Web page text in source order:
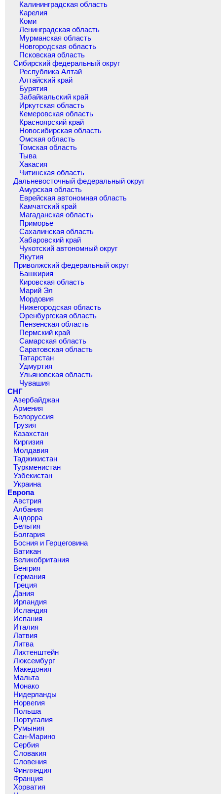
Калининградская область
Карелия
Коми
Ленинградская область
Мурманская область
Новгородская область
Псковская область
Сибирский федеральный округ
Республика Алтай
Алтайский край
Бурятия
Забайкальский край
Иркутская область
Кемеровская область
Красноярский край
Новосибирская область
Омская область
Томская область
Тыва
Хакасия
Читинская область
Дальневосточный федеральный округ
Амурская область
Еврейская автономная область
Камчатский край
Магаданская область
Приморье
Сахалинская область
Хабаровский край
Чукотский автономный округ
Якутия
Приволжский федеральный округ
Башкирия
Кировская область
Марий Эл
Мордовия
Нижегородская область
Оренбургская область
Пензенская область
Пермский край
Самарская область
Саратовская область
Татарстан
Удмуртия
Ульяновская область
Чувашия
СНГ
Азербайджан
Армения
Белоруссия
Грузия
Казахстан
Киргизия
Молдавия
Таджикистан
Туркменистан
Узбекистан
Украина
Европа
Австрия
Албания
Андорра
Бельгия
Болгария
Босния и Герцеговина
Ватикан
Великобритания
Венгрия
Германия
Греция
Дания
Ирландия
Исландия
Испания
Италия
Латвия
Литва
Лихтенштейн
Люксембург
Македония
Мальта
Монако
Нидерланды
Норвегия
Польша
Португалия
Румыния
Сан-Марино
Сербия
Словакия
Словения
Финляндия
Франция
Хорватия